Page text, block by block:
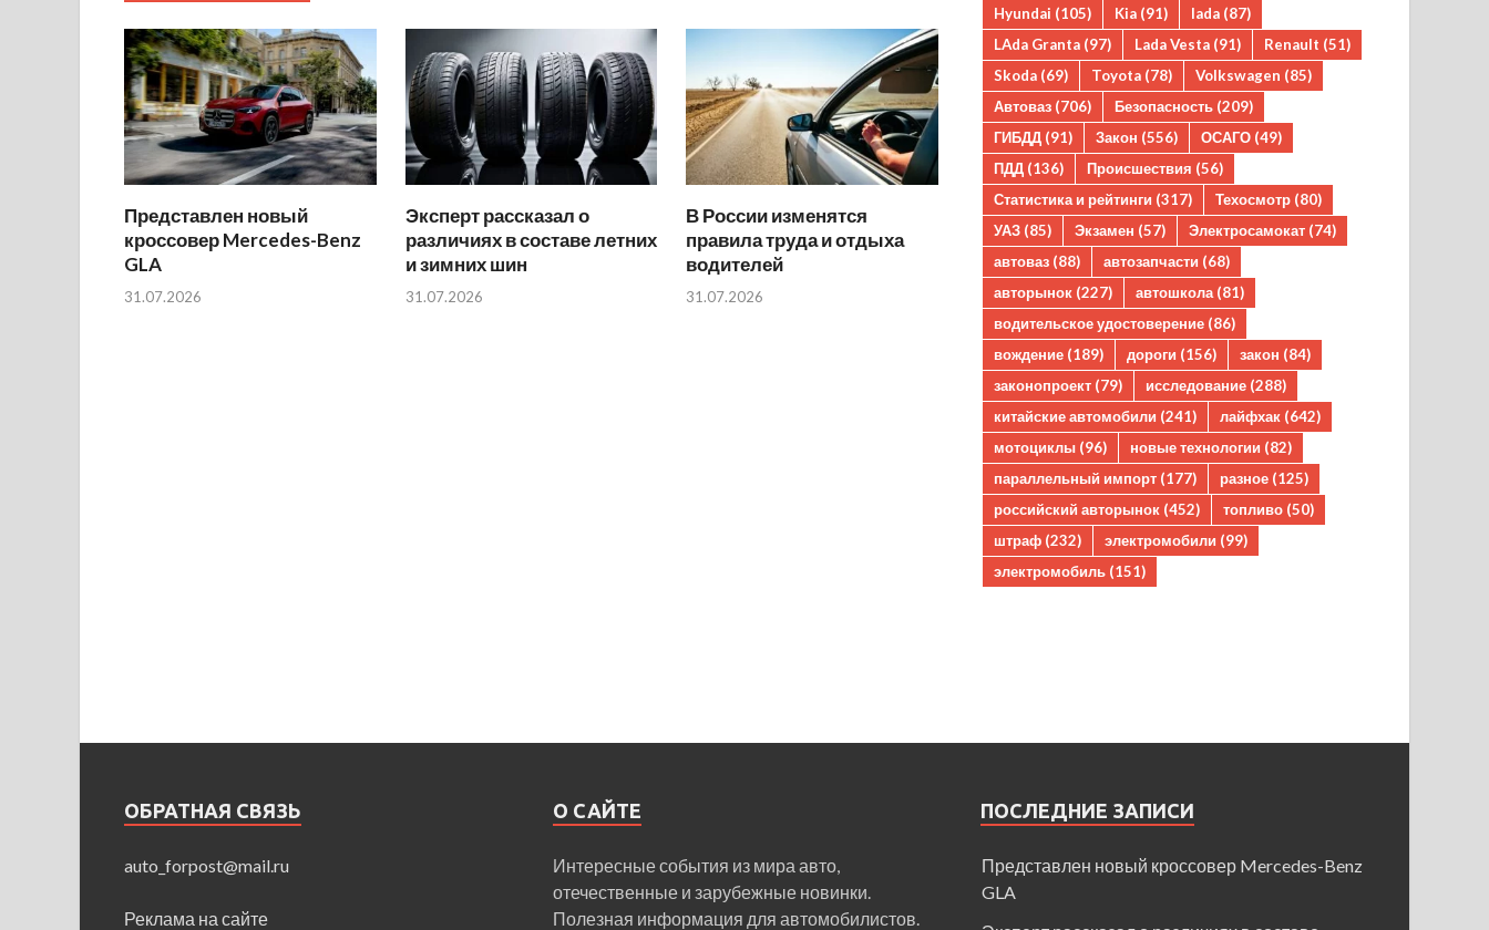
Представлен новый
кроссовер Mercedes-Benz
GLA
31.07.2026
Эксперт рассказал о
различиях в составе летних
и зимних шин
31.07.2026
В России изменятся
правила труда и отдыха
водителей
31.07.2026
Hyundai (105) Kia (91) lada (87)
LAda Granta (97) Lada Vesta (91) Renault (51)
Skoda (69) Toyota (78) Volkswagen (85)
Автоваз (706) Безопасность (209)
ГИБДД (91) Закон (556) ОСАГО (49)
ПДД (136) Происшествия (56)
Статистика и рейтинги (317) Техосмотр (80)
УАЗ (85) Экзамен (57) Электросамокат (74)
автоваз (88) автозапчасти (68)
авторынок (227) автошкола (81)
водительское удостоверение (86)
вождение (189) дороги (156) закон (84)
законопроект (79) исследование (288)
китайские автомобили (241) лайфхак (642)
мотоциклы (96) новые технологии (82)
параллельный импорт (177) разное (125)
российский авторынок (452) топливо (50)
штраф (232) электромобили (99)
электромобиль (151)
ОБРАТНАЯ СВЯЗЬ
auto_forpost@mail.ru
Реклама на сайте
О САЙТЕ
Интересные события из мира авто,
отечественные и зарубежные новинки.
Полезная информация для автомобилистов.
ПОСЛЕДНИЕ ЗАПИСИ
Представлен новый кроссовер Mercedes-Benz
GLA